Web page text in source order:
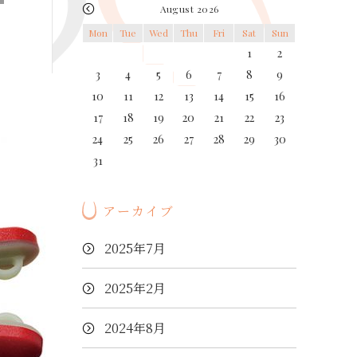
August 2026
Mon
Tue Wed Thu Fri Sat Sun
1
2
3
4 5 6 7 8
9
10
11 12 13 14 15
16
17
18 19 20 21 22
23
24
25 26 27 28 29
30
31
アーカイブ
2025年7月
2025年2月
2024年8月